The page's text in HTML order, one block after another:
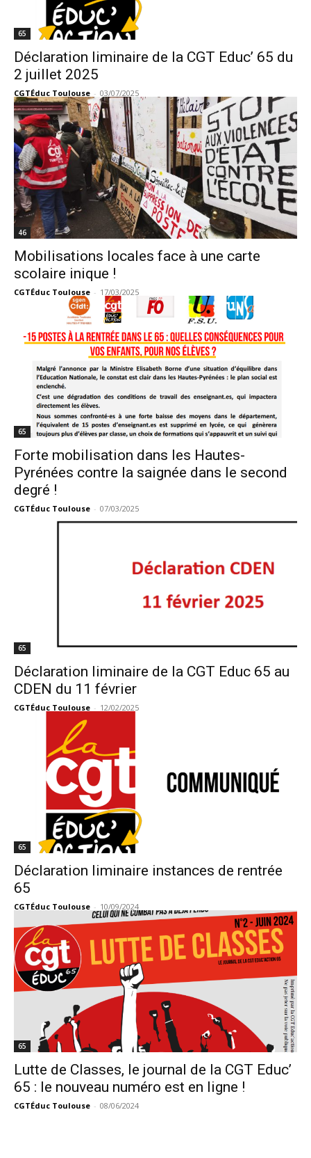
65
Déclaration liminaire de la CGT Educ’ 65 du
2 juillet 2025
CGTÉduc Toulouse - 03/07/2025
46
Mobilisations locales face à une carte
scolaire inique !
CGTÉduc Toulouse - 17/03/2025
65
Forte mobilisation dans les Hautes-
Pyrénées contre la saignée dans le second
degré !
CGTÉduc Toulouse - 07/03/2025
65
Déclaration liminaire de la CGT Educ 65 au
CDEN du 11 février
CGTÉduc Toulouse - 12/02/2025
65
Déclaration liminaire instances de rentrée
65
CGTÉduc Toulouse - 10/09/2024
65
Lutte de Classes, le journal de la CGT Educ’
65 : le nouveau numéro est en ligne !
CGTÉduc Toulouse - 08/06/2024